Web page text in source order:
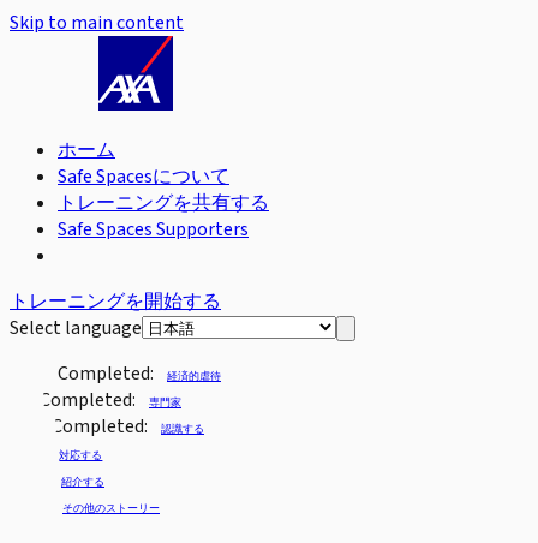
Skip to main content
ホーム
Safe Spacesについて
トレーニングを共有する
Safe Spaces Supporters
トレーニングを開始する
Select language
Completed:
経済的虐待
Completed: 専門家
Completed:
認識する
対応する
紹介する
その他のストーリー